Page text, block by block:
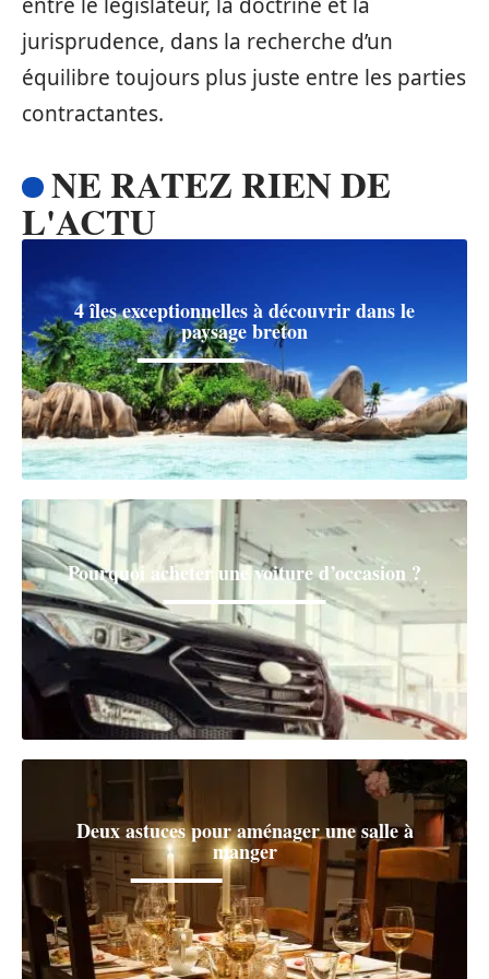
entre le législateur, la doctrine et la
jurisprudence, dans la recherche d’un
équilibre toujours plus juste entre les parties
contractantes.
NE RATEZ RIEN DE
L'ACTU
4 îles exceptionnelles à découvrir dans le
paysage breton
Pourquoi acheter une voiture d’occasion ?
Deux astuces pour aménager une salle à
manger